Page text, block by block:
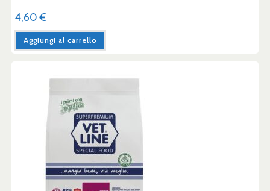
4,60€
Aggiungi al carrello